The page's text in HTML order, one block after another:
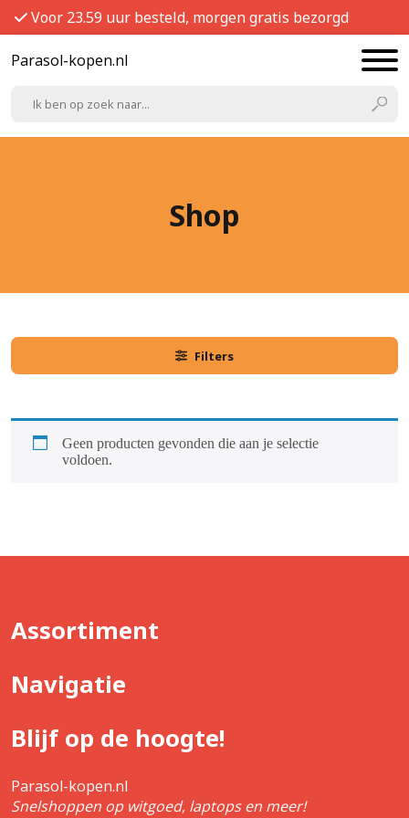
Voor 23.59 uur besteld, morgen gratis bezorgd
Parasol-kopen.nl
Shop
Filters
Geen producten gevonden die aan je selectie
voldoen.
Assortiment
Navigatie
Blijf op de hoogte!
Parasol-kopen.nl
Snelshoppen op witgoed, laptops en meer!